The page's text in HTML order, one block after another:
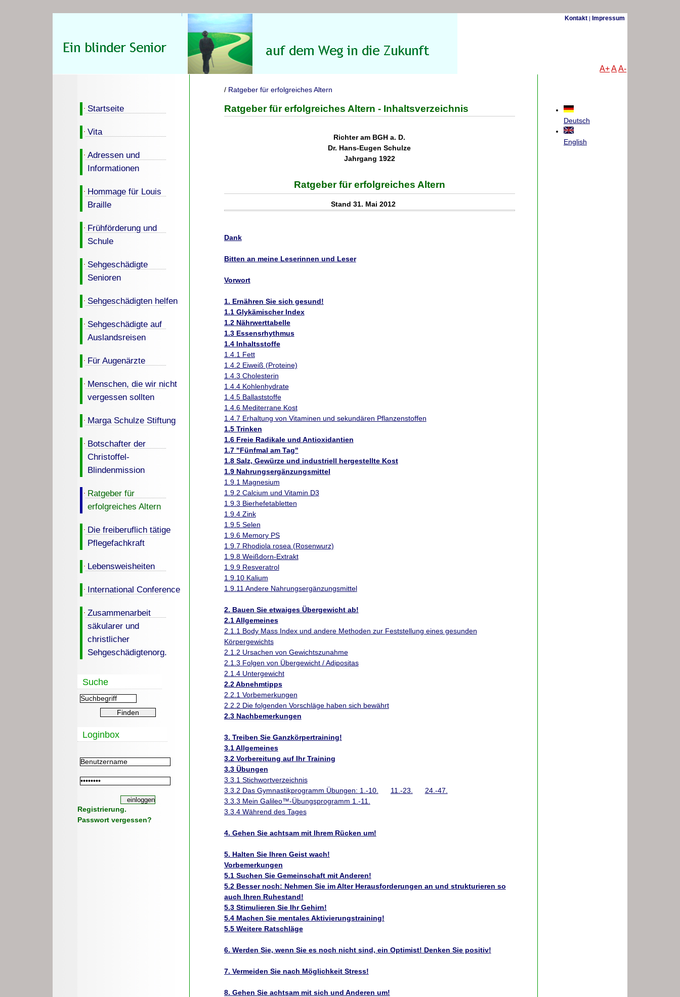
Kontakt | Impressum
A+AA-
Startseite
Vita
Adressen und
Informationen
Hommage für Louis
Braille
Frühförderung und
Schule
Sehgeschädigte
Senioren
Sehgeschädigten helfen
Sehgeschädigte auf
Auslandsreisen
Für Augenärzte
Menschen, die wir nicht
vergessen sollten
Marga Schulze Stiftung
Botschafter der
Christoffel-
Blindenmission
Ratgeber für
erfolgreiches Altern
Die freiberuflich tätige
Pflegefachkraft
Lebensweisheiten
International Conference
Zusammenarbeit
säkularer und
christlicher
Sehgeschädigtenorg.
Suche
Loginbox
Registrierung.
Passwort vergessen?
Deutsch
English
/ Ratgeber für erfolgreiches Altern
Ratgeber für erfolgreiches Altern - Inhaltsverzeichnis
Richter am BGH a. D.
Dr. Hans-Eugen Schulze
Jahrgang 1922
Ratgeber für erfolgreiches Altern
Stand 31. Mai 2012
Dank
Bitten an meine Leserinnen und Leser
Vorwort
1. Ernähren Sie sich gesund!
1.1 Glykämischer Index
1.2 Nährwerttabelle
1.3 Essensrhythmus
1.4 Inhaltsstoffe
1.4.1 Fett
1.4.2 Eiweiß (Proteine)
1.4.3 Cholesterin
1.4.4 Kohlenhydrate
1.4.5 Ballaststoffe
1.4.6 Mediterrane Kost
1.4.7 Erhaltung von Vitaminen und sekundären Pflanzenstoffen
1.5 Trinken
1.6 Freie Radikale und Antioxidantien
1.7 "Fünfmal am Tag"
1.8 Salz, Gewürze und industriell hergestellte Kost
1.9 Nahrungsergänzungsmittel
1.9.1 Magnesium
1.9.2 Calcium und Vitamin D3
1.9.3 Bierhefetabletten
1.9.4 Zink
1.9.5 Selen
1.9.6 MemoryPS
1.9.7 Rhodiola rosea (Rosenwurz)
1.9.8 Weißdorn-Extrakt
1.9.9 Resveratrol
1.9.10 Kalium
1.9.11 Andere Nahrungsergänzungsmittel
2. Bauen Sie etwaiges Übergewicht ab!
2.1 Allgemeines
2.1.1 Body Mass Index und andere Methoden zur Feststellung eines gesunden
Körpergewichts
2.1.2 Ursachen von Gewichtszunahme
2.1.3 Folgen von Übergewicht / Adipositas
2.1.4 Untergewicht
2.2 Abnehmtipps
2.2.1 Vorbemerkungen
2.2.2 Die folgenden Vorschläge haben sich bewährt
2.3 Nachbemerkungen
3. Treiben Sie Ganzkörpertraining!
3.1 Allgemeines
3.2 Vorbereitung auf Ihr Training
3.3 Übungen
3.3.1 Stichwortverzeichnis
3.3.2 Das Gymnastikprogramm Übungen: 1.-10.
11.-23.
24.-47.
3.3.3 Mein Galileo™-Übungsprogramm 1.-11.
3.3.4 Während des Tages
4. Gehen Sie achtsam mit Ihrem Rücken um!
5. Halten Sie Ihren Geist wach!
Vorbemerkungen
5.1 Suchen Sie Gemeinschaft mit Anderen!
5.2 Besser noch: Nehmen Sie im Alter Herausforderungen an und strukturieren so
auch Ihren Ruhestand!
5.3 Stimulieren Sie Ihr Gehirn!
5.4 Machen Sie mentales Aktivierungstraining!
5.5 Weitere Ratschläge
6. Werden Sie, wenn Sie es noch nicht sind, ein Optimist! Denken Sie positiv!
7. Vermeiden Sie nach Möglichkeit Stress!
8. Gehen Sie achtsam mit sich und Anderen um!